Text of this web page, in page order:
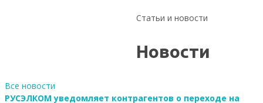
Статьи и новости
Новости
Все новости
РУСЭЛКОМ уведомляет контрагентов о переходе на